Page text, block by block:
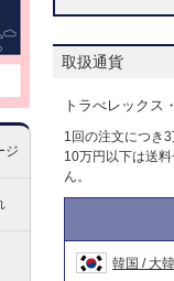
ジ
取扱通貨
トラべレックス
1回の注文につき
10万円以下は送
ん。
韓国 / 大